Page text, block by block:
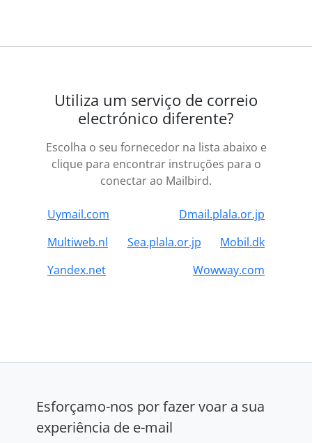
Utiliza um serviço de correio
electrónico diferente?
Escolha o seu fornecedor na lista abaixo e
clique para encontrar instruções para o
conectar ao Mailbird.
Uymail.com
Dmail.plala.or.jp
Multiweb.nl
Sea.plala.or.jp
Mobil.dk
Yandex.net
Wowway.com
Esforçamo-nos por fazer voar a sua
experiência de e-mail